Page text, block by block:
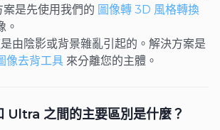
是先使用我們的 圖像轉 3D 風格轉換
。
由陰影或背景雜亂引起的。解決方案是
像去背工具 來分離您的主體。
之間的主要區別是什麼？